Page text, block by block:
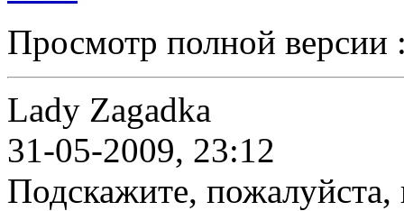
Просмотр полной
Lady Zagadka
31-05-2009, 23:12
Подскажите,